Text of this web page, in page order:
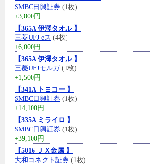
SMBC日興証券 (1枚)
+3,800円
【365A 伊澤タオル 】
三菱UFJ eス (4枚)
+6,000円
【365A 伊澤タオル 】
三菱UFJモルガ(1枚)
+1,500円
【341A トヨコー 】
SMBC日興証券 (1枚)
+14,100円
【335A ミライロ 】
SMBC日興証券 (1枚)
+39,100円
【5016 ＪＸ金属 】
大和コネクト証券 (1枚)